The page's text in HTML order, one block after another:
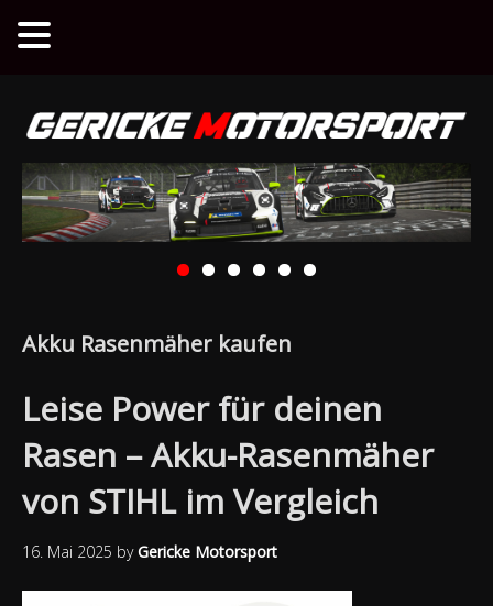
Akku Rasenmäher kaufen
Leise Power für deinen
Rasen – Akku-Rasenmäher
von STIHL im Vergleich
16. Mai 2025 byGericke Motorsport